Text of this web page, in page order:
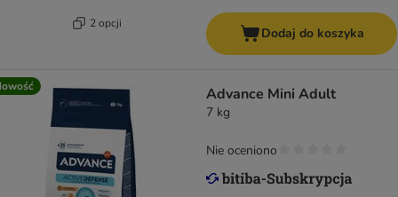
2 opcji
Dodaj do koszyka
Advance Mini Adult
7 kg
Nie oceniono